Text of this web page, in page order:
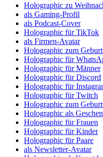
Holographic zu
als Gaming-Profil
als Podcast-Cover
Holographic für TikTok
als Firmen-Avatar
Holographic zum
Holographic für
Holographic für Männer
Holographic für Discord
Holographic für
Holographic für Twitch
Holographic zum
Holographic als
Holographic für Frauen
Holographic für Kinder
Holographic für Paare
als Newsletter-Avatar